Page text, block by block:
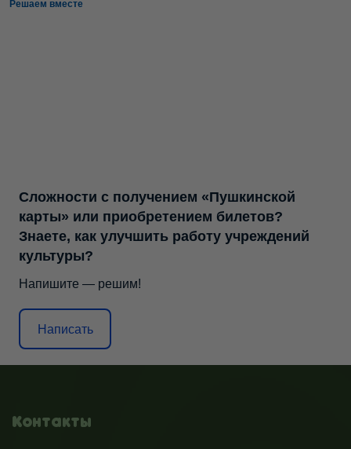
Решаем вместе
Сложности с получением «Пушкинской
карты» или приобретением билетов?
Знаете, как улучшить работу учреждений
культуры?
Напишите — решим!
Написать
Контакты